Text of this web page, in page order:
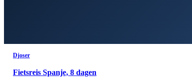
Djoser
Fietsreis Spanje, 8 dagen